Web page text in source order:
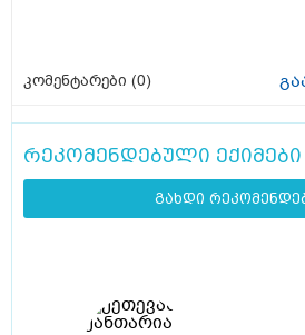
კომენტარები (0)
რეკომენდებული ექიმები
გახდი